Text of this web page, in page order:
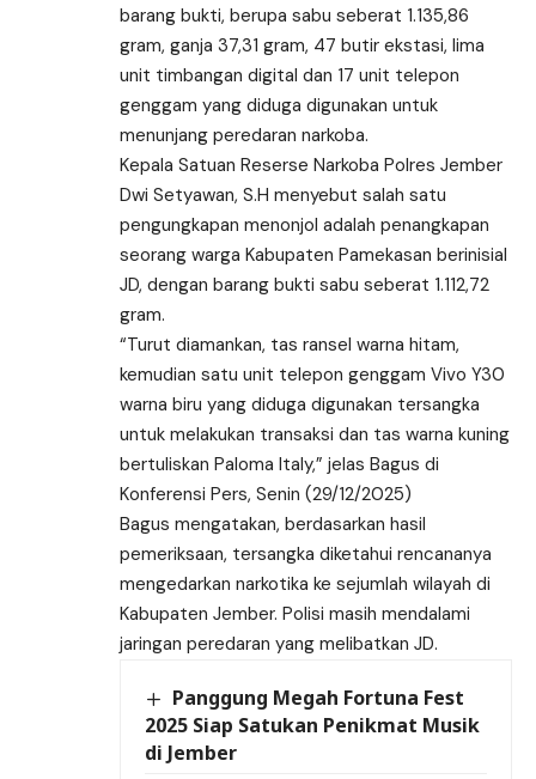
barang bukti, berupa sabu seberat 1.135,86
gram, ganja 37,31 gram, 47 butir ekstasi, lima
unit timbangan digital dan 17 unit telepon
genggam yang diduga digunakan untuk
menunjang peredaran narkoba.
Kepala Satuan Reserse Narkoba Polres Jember
Dwi Setyawan, S.H menyebut salah satu
pengungkapan menonjol adalah penangkapan
seorang warga Kabupaten Pamekasan berinisial
JD, dengan barang bukti sabu seberat 1.112,72
gram.
“Turut diamankan, tas ransel warna hitam,
kemudian satu unit telepon genggam Vivo Y30
warna biru yang diduga digunakan tersangka
untuk melakukan transaksi dan tas warna kuning
bertuliskan Paloma Italy,” jelas Bagus di
Konferensi Pers, Senin (29/12/2025)
Bagus mengatakan, berdasarkan hasil
pemeriksaan, tersangka diketahui rencananya
mengedarkan narkotika ke sejumlah wilayah di
Kabupaten Jember. Polisi masih mendalami
jaringan peredaran yang melibatkan JD.
Panggung Megah Fortuna Fest
2025 Siap Satukan Penikmat Musik
di Jember